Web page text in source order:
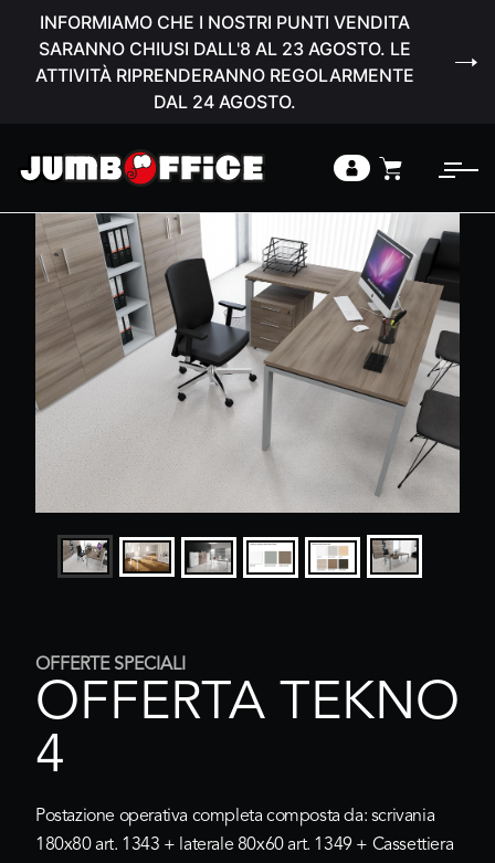
INFORMIAMO CHE I NOSTRI PUNTI VENDITA
SARANNO CHIUSI DALL'8 AL 23 AGOSTO. LE
ATTIVITÀ RIPRENDERANNO REGOLARMENTE
DAL 24 AGOSTO.
OFFERTE SPECIALI
OFFERTA TEKNO
4
Postazione operativa completa composta da: scrivania
180x80 art. 1343 + laterale 80x60 art. 1349 + Cassettiera